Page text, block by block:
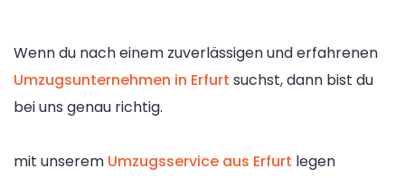
Wenn du nach einem zuverlässigen und erfahrenen
Umzugsunternehmen in Erfurt suchst, dann bist du
bei uns genau richtig.
mit unserem Umzugsservice aus Erfurt legen